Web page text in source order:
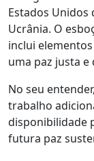
Estados Unidos
Ucrânia. O
inclui
uma paz justa
No seu
trabalho
disponibilidade
futura paz